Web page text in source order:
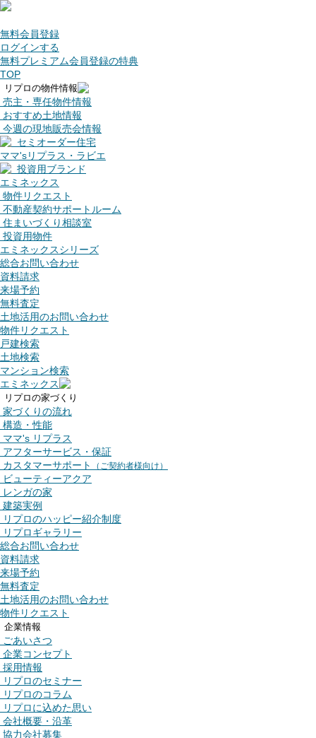
無料会員登録
ログインする
無料プレミアム会員登録の特典
TOP
リプロの物件情報
売主・専任物件情報
おすすめ土地情報
今週の現地販売会情報
セミオーダー住宅
ママ'sリプラス・ラビエ
投資用ブランド
エミネックス
物件リクエスト
不動産契約サポートルーム
住まいづくり相談室
投資用物件
エミネックスシリーズ
総合お問い合わせ
資料請求
来場予約
無料査定
土地活用のお問い合わせ
物件リクエスト
戸建検索
土地検索
マンション検索
エミネックス
リプロの家づくり
家づくりの流れ
構造・性能
ママ's リプラス
アフターサービス・保証
カスタマーサポート
（ご契約者様向け）
ビューティーアクア
レンガの家
建築実例
リプロのハッピー紹介制度
リプロギャラリー
総合お問い合わせ
資料請求
来場予約
無料査定
土地活用のお問い合わせ
物件リクエスト
企業情報
ごあいさつ
企業コンセプト
採用情報
リプロのセミナー
リプロのコラム
リプロに込めた思い
会社概要・沿革
協力会社募集